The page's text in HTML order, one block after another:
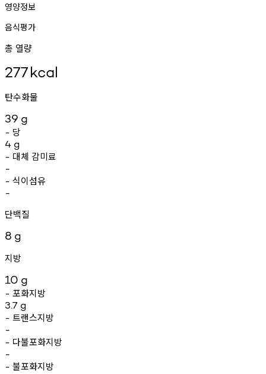
영양정보
음식평가
총 열량
277kcal
탄수화물
39 g
- 당
4 g
- 대체 감미료
-
- 식이섬유
-
단백질
8 g
지방
10 g
- 포화지방
3.7 g
- 트랜스지방
-
- 다불포화지방
-
- 불포화지방